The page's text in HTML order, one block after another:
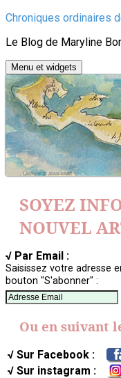
Aller
contenu
Chroniques ordinaires
Le Blog de Maryline
Menu et widgets
SOYEZ
NOUVEL
√ Par Email :
Saisissez votre adresse
bouton "S'abonner" :
Ou en suivant
√ Sur Facebook :
√ Sur instagram :